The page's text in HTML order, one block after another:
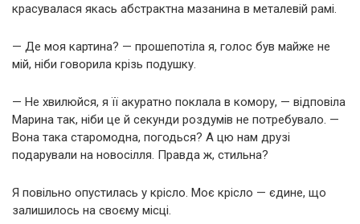
красувалася якась абстрактна мазанина в металевій рамі.
— Де моя картина? — прошепотіла я, голос був майже не
мій, ніби говорила крізь подушку.
— Не хвилюйся, я її акуратно поклала в комору, — відповіла
Марина так, ніби це й секунди роздумів не потребувало. —
Вона така старомодна, погодься? А цю нам друзі
подарували на новосілля. Правда ж, стильна?
Я повільно опустилась у крісло. Моє крісло — єдине, що
залишилось на своєму місці.